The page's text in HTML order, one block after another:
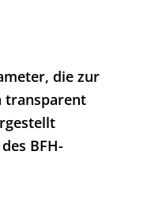
die zur
transparent
BFH-